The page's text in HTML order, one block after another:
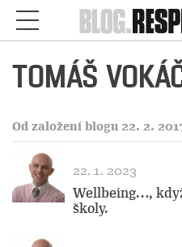
TOMÁŠ
Od založení blogu 22. 2.
22. 1. 2023
Wellbeing…,
školy.